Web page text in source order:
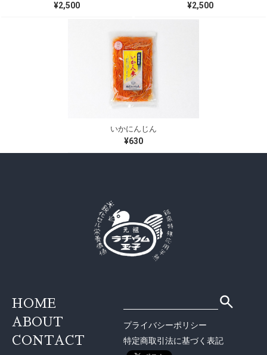
¥2,500 ¥2,500
いかにんじん
¥630
HOME
ABOUT
CONTACT
プライバシーポリシー
特定商取引法に基づく表記